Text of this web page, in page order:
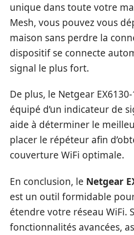
unique dans toute votre
Mesh, vous pouvez vous
maison sans perdre la
dispositif se connecte
signal le plus fort.
De plus, le Netgear EX6130-
équipé d’un indicateur de
aide à déterminer le
placer le répéteur afin
couverture WiFi optimale.
En conclusion, le Netgear
est un outil formidable
étendre votre réseau WiFi.
fonctionnalités avancées,